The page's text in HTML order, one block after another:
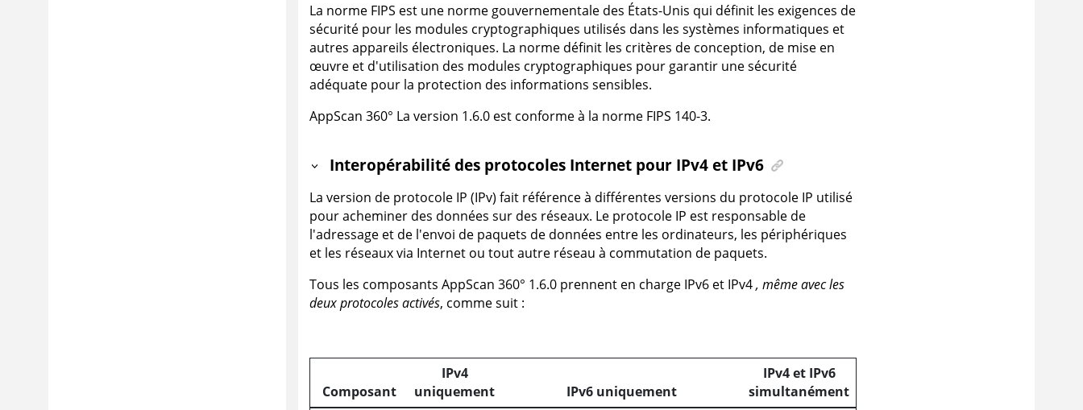
La norme FIPS est une norme gouvernementale des États-Unis qui définit les exigences de
sécurité pour les modules cryptographiques utilisés dans les systèmes informatiques et
autres appareils électroniques. La norme définit les critères de conception, de mise en
œuvre et d'utilisation des modules cryptographiques pour garantir une sécurité
adéquate pour la protection des informations sensibles.
AppScan 360° La version 1.6.0 est conforme à la norme FIPS 140-3.
Interopérabilité des protocoles Internet pour IPv4 et IPv6
La version de protocole IP (IPv) fait référence à différentes versions du protocole IP utilisé
pour acheminer des données sur des réseaux. Le protocole IP est responsable de
l'adressage et de l'envoi de paquets de données entre les ordinateurs, les périphériques
et les réseaux via Internet ou tout autre réseau à commutation de paquets.
Tous les composants AppScan 360° 1.6.0 prennent en charge IPv6 et IPv4, même avec les
deux protocoles activés, comme suit :
Composant
IPv4
uniquement
IPv6 uniquement
IPv4 et IPv6
simultanément